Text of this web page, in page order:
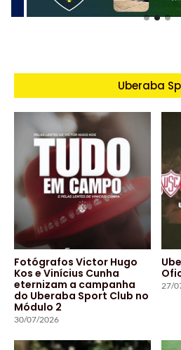
Uberaba
Fotógrafos Victor Hugo
Kos e Vinícius Cunha
eternizam a campanha
do Uberaba Sport Club no
Módulo 2
30/07/2026
27/